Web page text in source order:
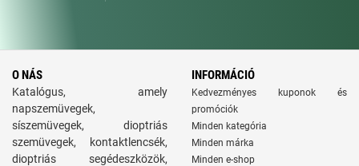
O NÁS
Katalógus, amely
napszemüvegek,
síszemüvegek, dioptriás
szemüvegek, kontaktlencsék,
dioptriás segédeszközök,
INFORMÁCIÓ
Kedvezményes kuponok és
promóciók
Minden kategória
Minden márka
Minden e-shop